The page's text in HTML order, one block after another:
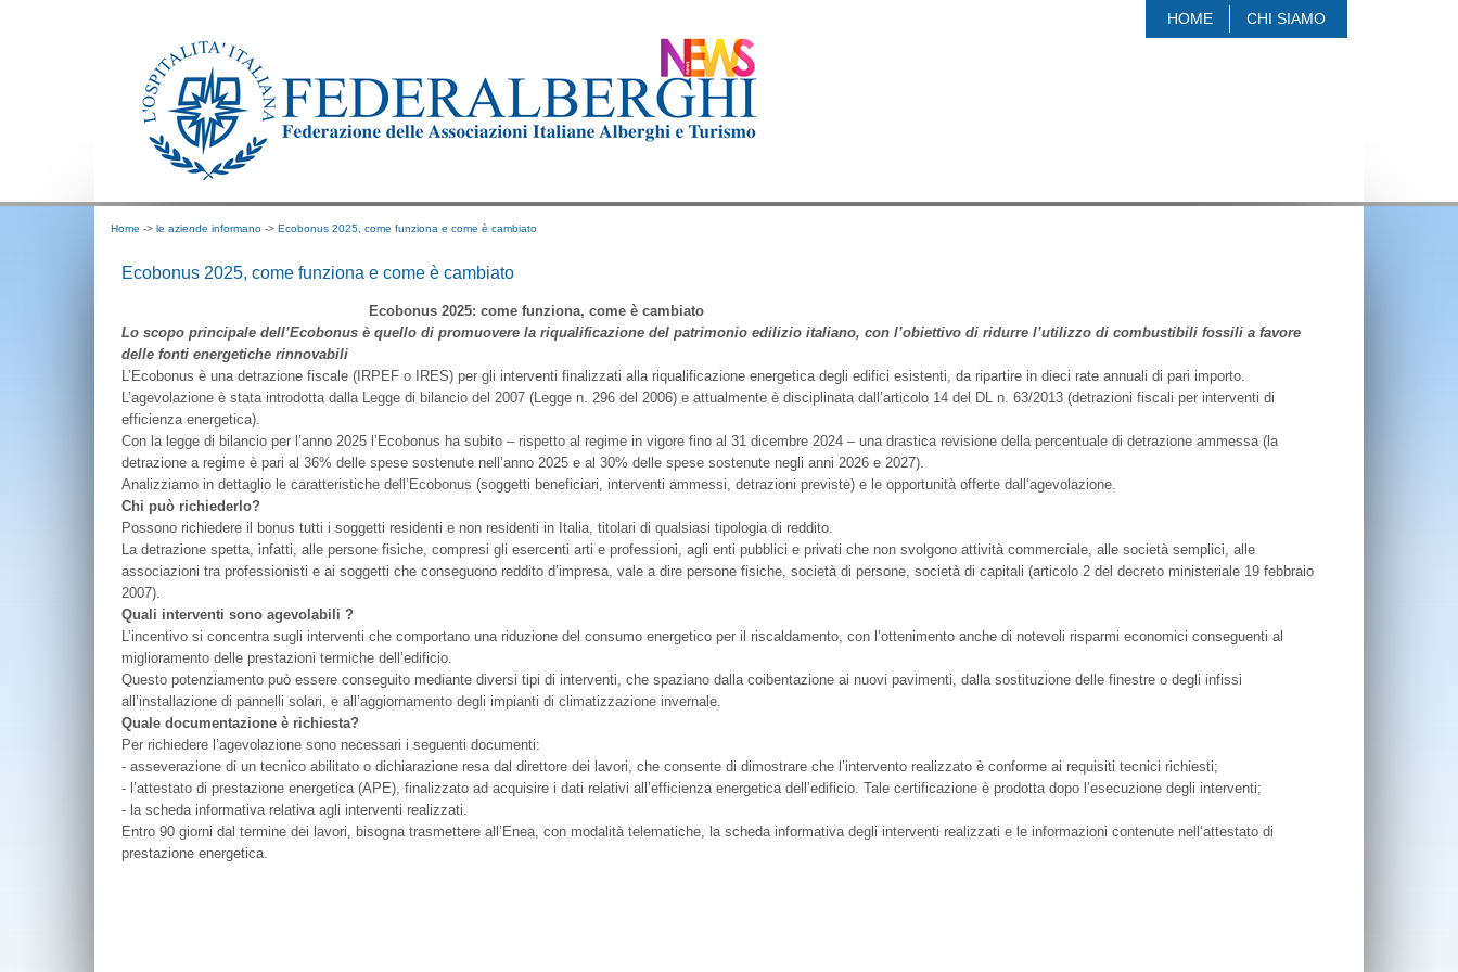
HOME CHI SIAMO
Home -> le aziende informano -> Ecobonus 2025, come funziona e come è cambiato
Ecobonus 2025, come funziona e come è cambiato
Ecobonus 2025: come funziona, come è cambiato
Lo scopo principale dell’Ecobonus è quello di promuovere la riqualificazione del patrimonio edilizio italiano, con l’obiettivo di ridurre l’utilizzo di combustibili fossili a favore
delle fonti energetiche rinnovabili
L’Ecobonus è una detrazione fiscale (IRPEF o IRES) per gli interventi finalizzati alla riqualificazione energetica degli edifici esistenti, da ripartire in dieci rate annuali di pari importo.
L’agevolazione è stata introdotta dalla Legge di bilancio del 2007 (Legge n. 296 del 2006) e attualmente è disciplinata dall’articolo 14 del DL n. 63/2013 (detrazioni fiscali per interventi di
efficienza energetica).
Con la legge di bilancio per l’anno 2025 l’Ecobonus ha subito – rispetto al regime in vigore fino al 31 dicembre 2024 – una drastica revisione della percentuale di detrazione ammessa (la
detrazione a regime è pari al 36% delle spese sostenute nell’anno 2025 e al 30% delle spese sostenute negli anni 2026 e 2027).
Analizziamo in dettaglio le caratteristiche dell’Ecobonus (soggetti beneficiari, interventi ammessi, detrazioni previste) e le opportunità offerte dall’agevolazione.
Chi può richiederlo?
Possono richiedere il bonus tutti i soggetti residenti e non residenti in Italia, titolari di qualsiasi tipologia di reddito.
La detrazione spetta, infatti, alle persone fisiche, compresi gli esercenti arti e professioni, agli enti pubblici e privati che non svolgono attività commerciale, alle società semplici, alle
associazioni tra professionisti e ai soggetti che conseguono reddito d’impresa, vale a dire persone fisiche, società di persone, società di capitali (articolo 2 del decreto ministeriale 19 febbraio
2007).
Quali interventi sono agevolabili ?
L’incentivo si concentra sugli interventi che comportano una riduzione del consumo energetico per il riscaldamento, con l’ottenimento anche di notevoli risparmi economici conseguenti al
miglioramento delle prestazioni termiche dell’edificio.
Questo potenziamento può essere conseguito mediante diversi tipi di interventi, che spaziano dalla coibentazione ai nuovi pavimenti, dalla sostituzione delle finestre o degli infissi
all’installazione di pannelli solari, e all’aggiornamento degli impianti di climatizzazione invernale.
Quale documentazione è richiesta?
Per richiedere l’agevolazione sono necessari i seguenti documenti:
- asseverazione di un tecnico abilitato o dichiarazione resa dal direttore dei lavori, che consente di dimostrare che l’intervento realizzato è conforme ai requisiti tecnici richiesti;
- l’attestato di prestazione energetica (APE), finalizzato ad acquisire i dati relativi all’efficienza energetica dell’edificio. Tale certificazione è prodotta dopo l’esecuzione degli interventi;
- la scheda informativa relativa agli interventi realizzati.
Entro 90 giorni dal termine dei lavori, bisogna trasmettere all’Enea, con modalità telematiche, la scheda informativa degli interventi realizzati e le informazioni contenute nell’attestato di
prestazione energetica.